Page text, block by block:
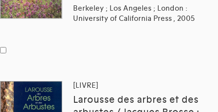
Berkeley ; Los Angeles ; London :
University of California Press , 2005
[LIVRE]
Larousse des arbres et des